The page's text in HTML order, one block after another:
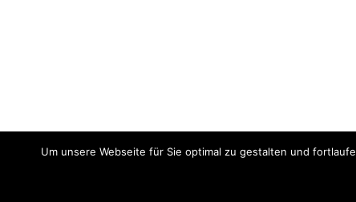
Um unsere Webseite für Sie optimal zu gestalten und